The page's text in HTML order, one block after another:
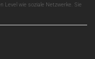
Level wie soziale Netzwerke. Sie